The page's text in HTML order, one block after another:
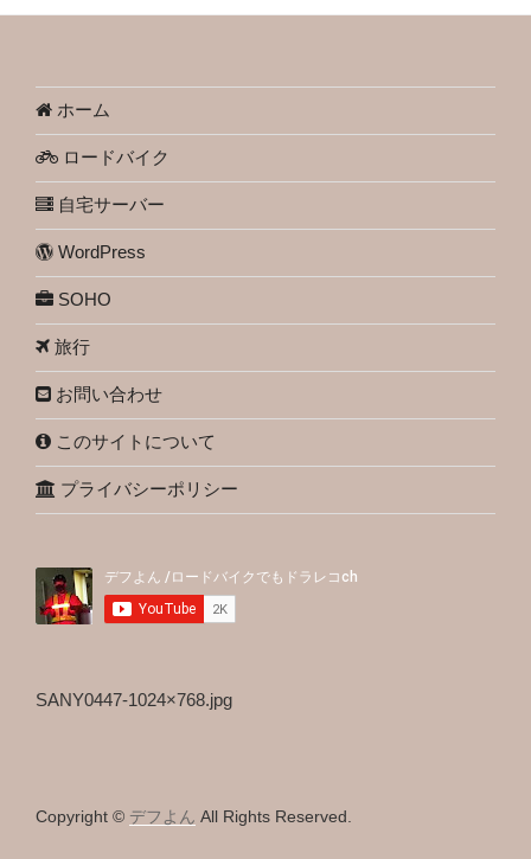
ホーム
ロードバイク
自宅サーバー
WordPress
SOHO
旅行
お問い合わせ
このサイトについて
プライバシーポリシー
SANY0447-1024×768.jpg
Copyright © デフよん All Rights Reserved.